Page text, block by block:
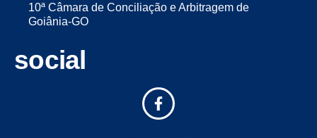
10ª Câmara de Conciliação e Arbitragem de
Goiânia-GO
social